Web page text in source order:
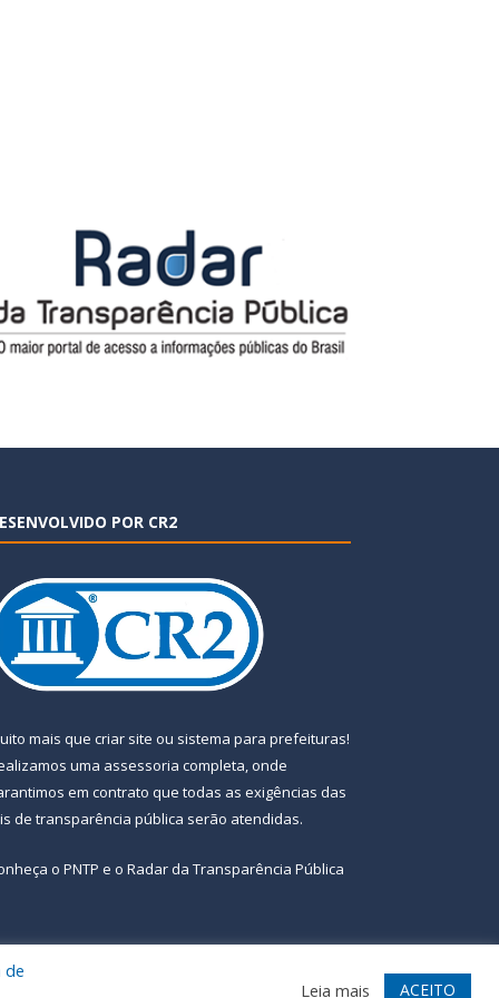
POR CR2
mais que criar site ou sistema para prefeituras!
uma assessoria completa, onde
em contrato que todas as exigências das
de transparência pública serão atendidas.
o PNTP e o Radar da Transparência Pública
Acessar Webmail
de
Leia mais ACEITO